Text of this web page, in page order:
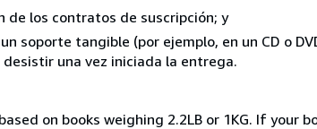
de los contratos de suscripción; y
soporte tangible (por ejemplo, en un CD o
una vez iniciada la entrega.
on books weighing 2.2LB or 1KG. If your